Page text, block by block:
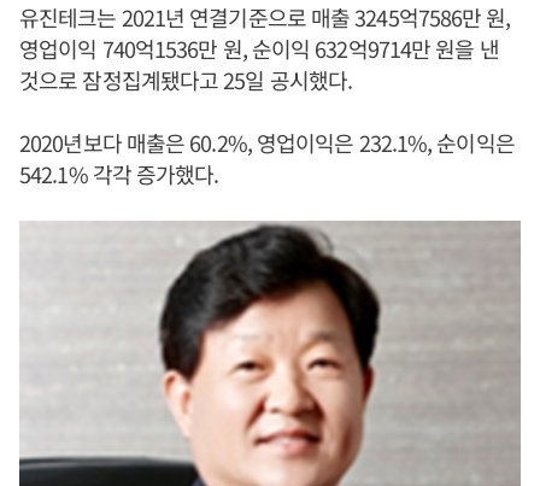
유진테크는 2021년 연결기준으로 매출 3245억7586만 원,
영업이익 740억1536만 원, 순이익 632억9714만 원을 낸
것으로 잠정집계됐다고 25일 공시했다.
2020년보다 매출은 60.2%, 영업이익은 232.1%, 순이익은
542.1% 각각 증가했다.